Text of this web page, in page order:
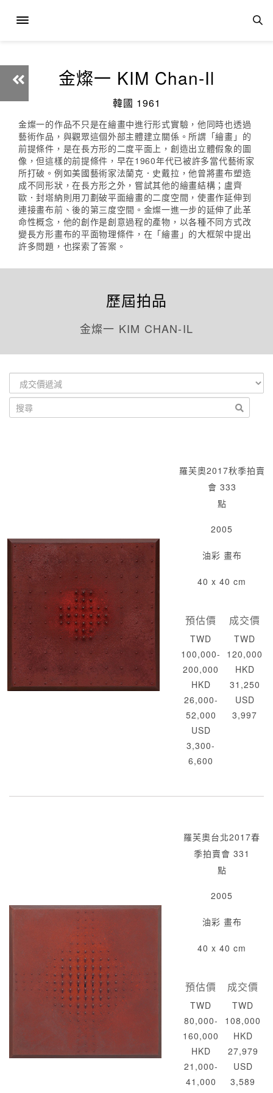
金燦一 KIM Chan-Il
韓國 1961
金燦一的作品不只是在繪畫中進行形式實驗，他同時也透過
藝術作品，與觀眾這個外部主體建立關係。所謂「繪畫」的
前提條件，是在長方形的二度平面上，創造出立體假象的圖
像，但這樣的前提條件，早在1960年代已被許多當代藝術家
所打破。例如美國藝術家法蘭克．史戴拉，他曾將畫布塑造
成不同形狀，在長方形之外，嘗試其他的繪畫結構；盧齊
歐．封塔納則用刀劃破平面繪畫的二度空間，使畫作延伸到
連接畫布前、後的第三度空間。金燦一進一步的延伸了此革
命性概念，他的創作是創意過程的產物，以各種不同方式改
變長方形畫布的平面物理條件，在「繪畫」的大框架中提出
許多問題，也探索了答案。
歷屆拍品
金燦一 KIM CHAN-IL
羅芙奧2017秋季拍賣
會 333
點
2005
油彩 畫布
40 x 40 cm
預估價
TWD
100,000-
200,000
HKD
26,000-
52,000
USD
3,300-
6,600
成交價
TWD
120,000
HKD
31,250
USD
3,997
羅芙奧台北2017春
季拍賣會 331
點
2005
油彩 畫布
40 x 40 cm
預估價
TWD
80,000-
160,000
HKD
21,000-
41,000
成交價
TWD
108,000
HKD
27,979
USD
3,589